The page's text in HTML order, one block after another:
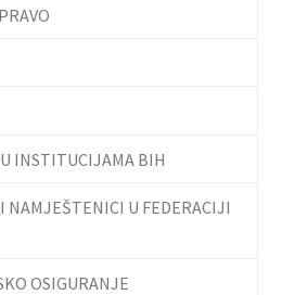
INSTITUCIJAMA BIH
NAMJEŠTENICI U FEDERACIJI
OSIGURANJE